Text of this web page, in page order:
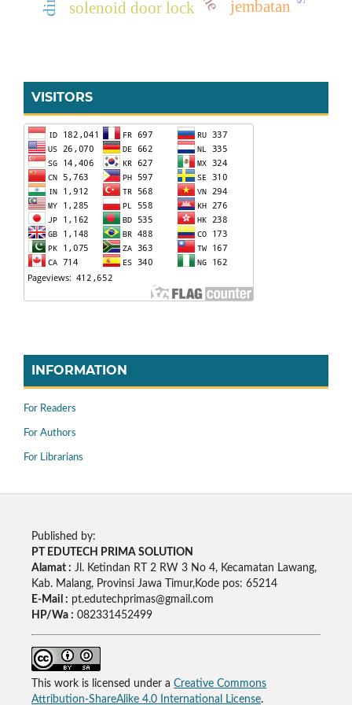
solenoid door lock jembatan
VISITORS
INFORMATION
For Readers
For Authors
For Librarians
Published by:
PT EDUTECH PRIMA SOLUTION
Alamat : Jl. Ketindan RT 2 RW 3 No 4, Kecamatan Lawang,
Kab. Malang, Provinsi Jawa Timur,Kode pos: 65214
E-Mail : pt.edutechprimas@gmail.com
HP/Wa : 082331452499
This work is licensed under a Creative Commons
Attribution-ShareAlike 4.0 International License.